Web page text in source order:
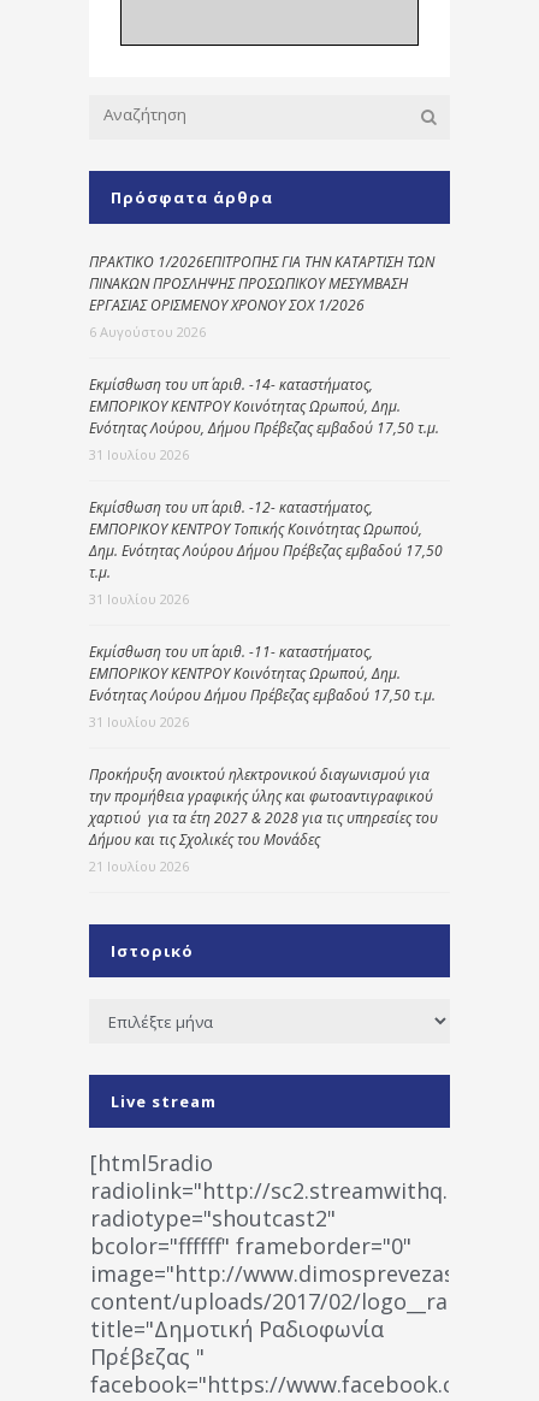
Πρόσφατα άρθρα
ΠΡΑΚΤΙΚΟ 1/2026ΕΠΙΤΡΟΠΗΣ ΓΙΑ ΤΗΝ ΚΑΤΑΡΤΙΣΗ ΤΩΝ
ΠΙΝΑΚΩΝ ΠΡΟΣΛΗΨΗΣ ΠΡΟΣΩΠΙΚΟΥ ΜΕΣΥΜΒΑΣΗ
ΕΡΓΑΣΙΑΣ ΟΡΙΣΜΕΝΟΥ ΧΡΟΝΟΥ ΣΟΧ 1/2026
6 Αυγούστου 2026
Εκμίσθωση του υπ΄ αριθ. -14- καταστήματος,
ΕΜΠΟΡΙΚΟΥ ΚΕΝΤΡΟΥ Κοινότητας Ωρωπού, Δημ.
Ενότητας Λούρου, Δήμου Πρέβεζας εμβαδού 17,50 τ.μ.
31 Ιουλίου 2026
Εκμίσθωση του υπ΄ αριθ. -12- καταστήματος,
ΕΜΠΟΡΙΚΟΥ ΚΕΝΤΡΟΥ Τοπικής Κοινότητας Ωρωπού,
Δημ. Ενότητας Λούρου Δήμου Πρέβεζας εμβαδού 17,50
τ.μ.
31 Ιουλίου 2026
Εκμίσθωση του υπ΄ αριθ. -11- καταστήματος,
ΕΜΠΟΡΙΚΟΥ ΚΕΝΤΡΟΥ Κοινότητας Ωρωπού, Δημ.
Ενότητας Λούρου Δήμου Πρέβεζας εμβαδού 17,50 τ.μ.
31 Ιουλίου 2026
Προκήρυξη ανοικτού ηλεκτρονικού διαγωνισμού για
την προμήθεια γραφικής ύλης και φωτοαντιγραφικού
χαρτιού για τα έτη 2027 & 2028 για τις υπηρεσίες του
Δήμου και τις Σχολικές του Μονάδες
21 Ιουλίου 2026
Ιστορικό
Ιστορικό
Live stream
[html5radio
radiolink="http://
radiotype="shoutcast2"
bcolor="ffffff" frameborder="0"
image="http://www.dimosprevezas.gr/wp-
content/uploads/2017/02/
title="Δημοτική Ραδιοφωνία
Πρέβεζας "
facebook="https://www.facebook.com/